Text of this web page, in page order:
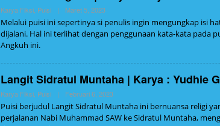
Karya Fiksi Puisi | Maret 5, 2023Oleh
Melalui puisi ini sepertinya si penulis ingin mengungkap isi
dijalani. Hal ini terlihat dengan penggunaan kata-kata pada
Angkuh ini.
Langit Sidratul Muntaha | Karya : Yudhie
Karya Fiksi Puisi | Februari 6, 2023Oleh
Puisi berjudul Langit Sidratul Muntaha ini bernuansa religi
perjalanan Nabi Muhammad SAW ke Sidratul Muntaha,